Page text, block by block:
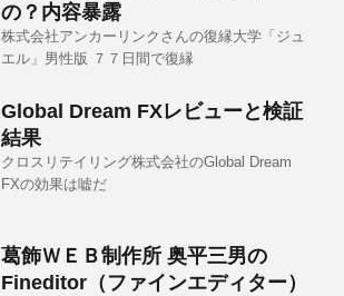
の？内容暴露
株式会社アンカーリンクさんの復縁大学「ジュ
エル」男性版 ７７日間で復縁
Global Dream FXレビューと検証
結果
クロスリテイリング株式会社のGlobal Dream
FXの効果は嘘だ
葛飾ＷＥＢ制作所 奥平三男の
Fineditor（ファインエディター）